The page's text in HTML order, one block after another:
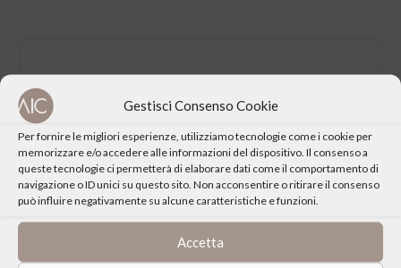
Gestisci Consenso Cookie
Per fornire le migliori esperienze, utilizziamo tecnologie come i cookie per
memorizzare e/o accedere alle informazioni del dispositivo. Il consenso a
queste tecnologie ci permetterà di elaborare dati come il comportamento di
navigazione o ID unici su questo sito. Non acconsentire o ritirare il consenso
può influire negativamente su alcune caratteristiche e funzioni.
Accetta